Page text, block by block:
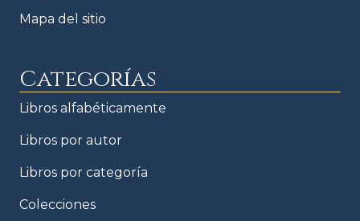
Mapa del sitio
Categorías
Libros alfabéticamente
Libros por autor
Libros por categoría
Colecciones